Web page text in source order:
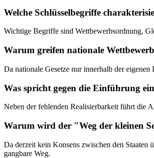
Welche Schlüsselbegriffe
Wichtige Begriffe sind Wettbewerbsordnung,
Warum greifen nationale
Da nationale Gesetze nur innerhalb der
Was spricht gegen die Einführung
Neben der fehlenden Realisierbarkeit führt die
Warum wird der "Weg der kleinen
Da derzeit kein Konsens zwischen den Staaten
gangbare Weg.